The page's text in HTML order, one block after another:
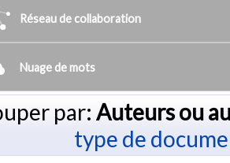
Réseau de collaboration
Nuage de mots
par: Auteurs ou
type de